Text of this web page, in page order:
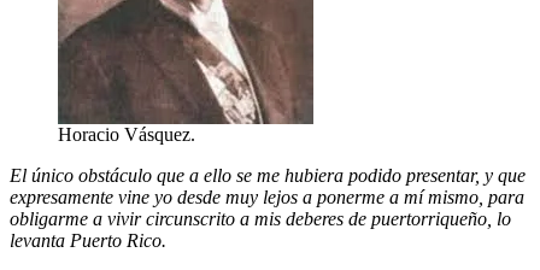
Horacio Vásquez.
El único obstáculo que a ello se me hubiera podido presentar, y que
expresamente vine yo desde muy lejos a ponerme a mí mismo, para
obligarme a vivir circunscrito a mis deberes de puertorriqueño, lo
levanta Puerto Rico.